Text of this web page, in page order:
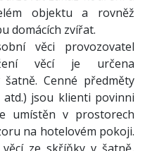
objektu a rovněž
domácích zvířat.
věci provozovatel
věcí je určena
Cenné předměty
jsou klienti povinni
umístěn v prostorech
na hotelovém pokoji.